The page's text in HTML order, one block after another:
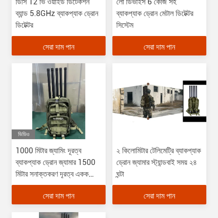
ব্যান্ড 5.8GHz ব্যাকপ্যাক ড্রোন
ডিটেক্টর
সেরা দাম পান
ব্যাকপ্যাক ড্রোন মেটাল ডিটেক্টর
সিস্টেম
সেরা দাম পান
ভিডিও
1000 মিটার জ্যামিং দূরত্ব
ব্যাকপ্যাক ড্রোন জ্যামার 1500
মিটার সনাক্তকরণ দূরত্ব একক
সৈনিক অপারেটিং
সেরা দাম পান
২ কিলোমিটার টেলিমেট্রি ব্যাকপ্যাক
ড্রোন জ্যামার স্ট্যান্ডবাই সময় ২৪
ঘন্টা
সেরা দাম পান